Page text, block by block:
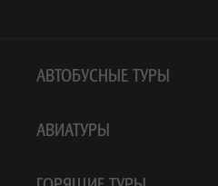
АВТОБУСНЫЕ ТУРЫ
АВИАТУРЫ